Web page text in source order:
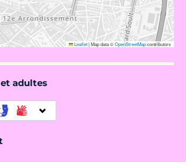
Leaflet|Map data ©OpenStreetMapcontributors
adultes